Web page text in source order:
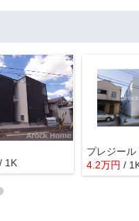
/ 1K
プレジール
4.2万円 /